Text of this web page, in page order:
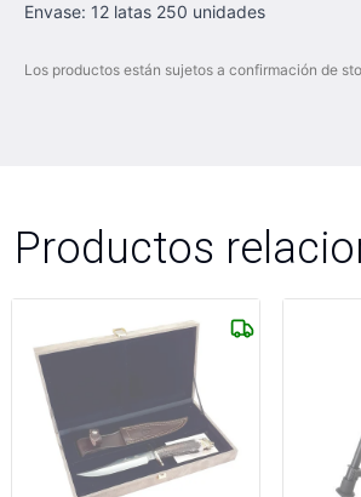
Envase: 12 latas 250 unidades
Los productos están sujetos a confirmación de
Productos